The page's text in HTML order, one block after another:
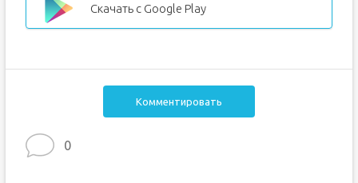
Скачать с Google Play
Комментировать
0